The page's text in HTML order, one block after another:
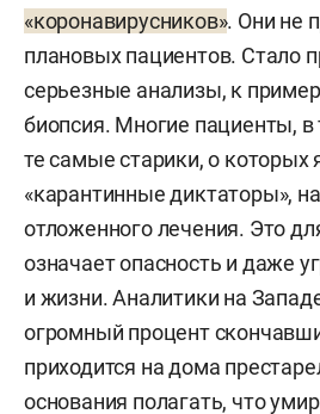
«коронавирусников». Они не
плановых пациентов. Стало
серьезные анализы, к
биопсия. Многие пациенты, в
те самые старики, о которых
«карантинные диктаторы»,
отложенного лечения. Это
означает опасность и даже
и жизни. Аналитики на
огромный процент
приходится на дома
основания полагать, что